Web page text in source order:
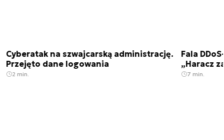
Cyberatak na szwajcarską administrację.
Przejęto dane logowania
2 min.
Fala
„Haracz
7 min.